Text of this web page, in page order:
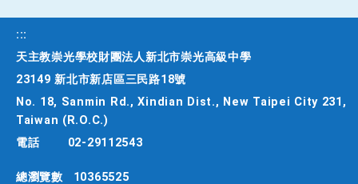
:::
天主教崇光學校財團法人新北市崇光高級中學
23149 新北市新店區三民路18號
No. 18, Sanmin Rd., Xindian Dist., New Taipei City 231,
Taiwan (R.O.C.)
電話
02-29112543
總瀏覽數 10365525